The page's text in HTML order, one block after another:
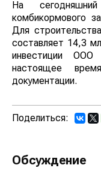
На
комбикормового
Для
составляет 14,3
инвестиции
настоящее
документации.
Поделиться:
Обсуждение